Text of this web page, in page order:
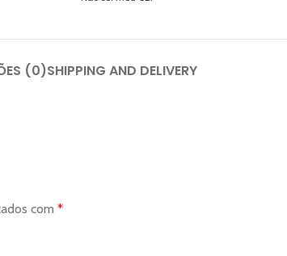
(0)SHIPPING AND DELIVERY
com *